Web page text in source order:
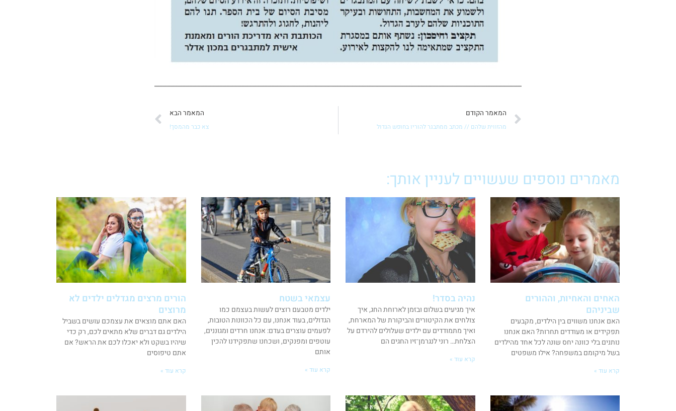
קודם
המאמר הקודם
מהזווית שלהם // מכתב ממתבגר להוריו בחופש הגדול
המאמר הבא
צא כבר מהמסך!
מאמרים נוספים שעשויים לעניין אותך:
האחים והאחיות, וההורים
שביניהם
האם אנחנו משווים בין הילדים, מקבעים
תפקידים או מעודדים תחרות? האם אנחנו
נותנים בלי כוונה יחס שונה לכל אחד מהילדים
בשל מיקומם במשפחה? אילו משפטים
קרא עוד »
נהיה בסדר!
איך מגיעים בשלום ובזמן לארוחת החג, איך
צולחים את הקיטורים והביקורת של המארחת,
ואיך מתמודדים עם ילדים שעלולים להירדם על
הצלחת… רוני לנגרמן־זיו החגים הם
קרא עוד »
עצמאי בשטח
ילדים מטבעם רוצים לעשות בעצמם כמו
הגדולים, בעוד אנחנו, עם כל הכוונות הטובות,
לפעמים עוצרים בעדם: אנחנו חרדים ומגוננים,
עוטפים ומפנקים, ושכחנו שתפקידנו להכין
אותם
קרא עוד »
הורים מרצים מגדלים ילדים לא
מרוצים
האם אתם מוצאים את עצמכם עושים בשביל
הילדים גם דברים שלא מתאים לכם, רק כדי
שיהיו בשקט ולא יאכלו לכם את הראש? אם
אתם טיפוסים
קרא עוד »